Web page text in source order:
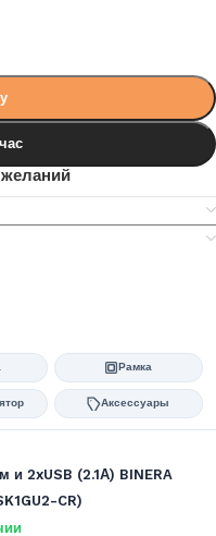
Рамка
Аксессуары
и 2xUSB (2.1А) BINERA
CR)